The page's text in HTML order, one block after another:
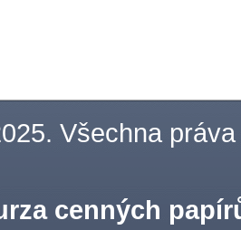
Všechna práva
cenných